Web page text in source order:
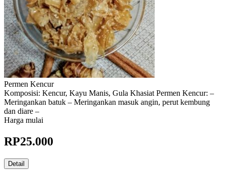
Permen Kencur
Komposisi: Kencur, Kayu Manis, Gula Khasiat Permen Kencur: –
Meringankan batuk – Meringankan masuk angin, perut kembung
dan diare –
Harga mulai
RP25.000
Detail